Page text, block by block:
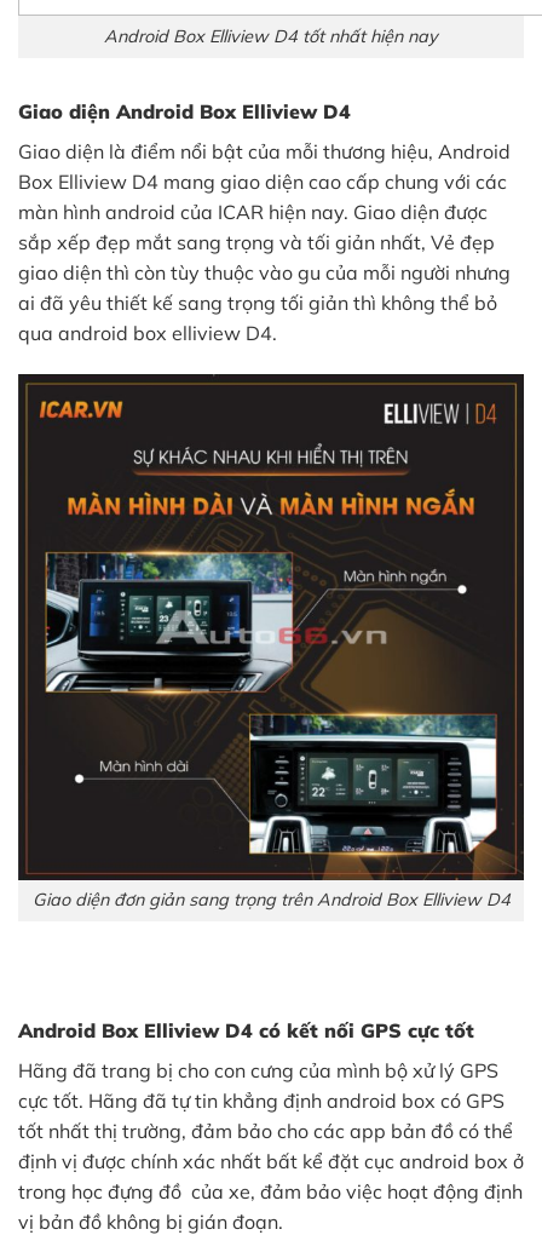
Android Box Elliview D4 tốt nhất hiện nay
Giao diện Android Box Elliview D4
Giao diện là điểm nổi bật của mỗi thương hiệu, Android
Box Elliview D4 mang giao diện cao cấp chung với các
màn hình android của ICAR hiện nay. Giao diện được
sắp xếp đẹp mắt sang trọng và tối giản nhất, Vẻ đẹp
giao diện thì còn tùy thuộc vào gu của mỗi người nhưng
ai đã yêu thiết kế sang trọng tối giản thì không thể bỏ
qua android box elliview D4.
Giao diện đơn giản sang trọng trên Android Box Elliview D4
Android Box Elliview D4 có kết nối GPS cực tốt
Hãng đã trang bị cho con cưng của mình bộ xử lý GPS
cực tốt. Hãng đã tự tin khẳng định android box có GPS
tốt nhất thị trường, đảm bảo cho các app bản đồ có thể
định vị được chính xác nhất bất kể đặt cục android box ở
trong học đựng đồ của xe, đảm bảo việc hoạt động định
vị bản đồ không bị gián đoạn.